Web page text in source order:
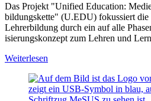
Das Projekt "Unified Education:
bildungs­kette" (U.EDU) fokussiert
Lehrer­bildung durch ein auf alle
isierungs­konzept zum Lehren und
Weiterlesen